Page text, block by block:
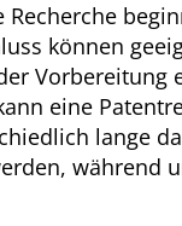
können
Vorbereitung
eine
lange
während